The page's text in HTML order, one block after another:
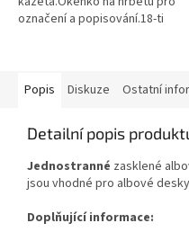
označení a popisování.18-ti
Popis
Diskuze Ostatní
Detailní popis
Jednostranné zasklené
jsou vhodné pro albové
Doplňující informace: